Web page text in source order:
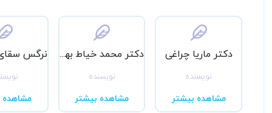
دکتر ماریا چراغی
نویسنده
مشاهده بیشتر
دکتر محمد خیاط بهبهانی
نویسنده
مشاهده بیشتر مشاهده